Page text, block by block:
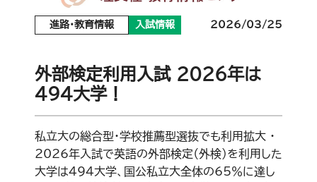
進路・教育情報 入試情報 2026/03/25
外部検定利用入試 2026年は
494大学！
私立大の総合型・学校推薦型選抜でも利用拡大 ・
2026年入試で英語の外部検定（外検）を利用した
大学は494大学、国公私立大全体の65％に達し